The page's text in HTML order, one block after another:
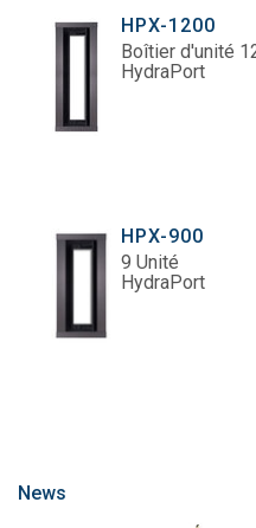
HPX-1200
Boîtier d'unité
HydraPort
HPX-900
9 Unité
HydraPort
News